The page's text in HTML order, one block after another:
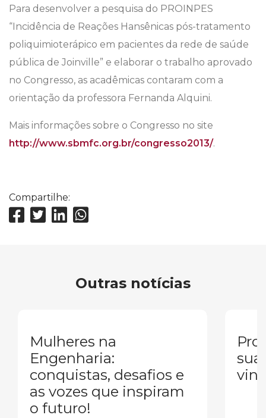
Para desenvolver a pesquisa do PROINPES
“Incidência de Reações Hansênicas pós-tratamento
poliquimioterápico em pacientes da rede de saúde
pública de Joinville” e elaborar o trabalho aprovado
no Congresso, as acadêmicas contaram com a
orientação da professora Fernanda Alquini.
Mais informações sobre o Congresso no site
http://www.sbmfc.org.br/congresso2013/.
Compartilhe:
Outras notícias
Mulheres na
Engenharia:
conquistas, desafios e
as vozes que inspiram
o futuro!
sua